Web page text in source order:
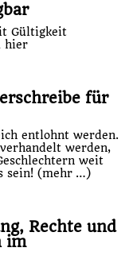
Gültigkeit
hier
für
entlohnt werden.
werden,
weit
sein! (mehr …)
Rechte und
im